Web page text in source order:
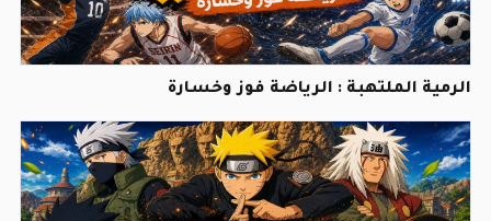
الرمية الملتهبة : الرياضة فوز وخسارة